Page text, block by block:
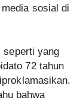
sosial di
seperti yang
72 tahun
bahwa